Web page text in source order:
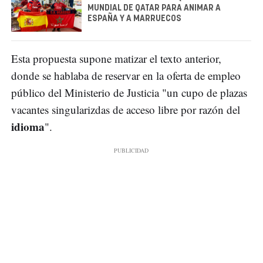
MUNDIAL DE QATAR PARA ANIMAR A
ESPAÑA Y A MARRUECOS
Esta propuesta supone matizar el texto anterior,
donde se hablaba de reservar en la oferta de empleo
público del Ministerio de Justicia "un cupo de plazas
vacantes singularizdas de acceso libre por razón del
idioma".